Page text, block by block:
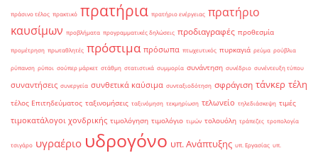
πράσινο τέλος πρακτικό πρατήρια πρατήριο ενέργειας πρατήριο
καυσίμων προβλήματα προγραμματικές δηλώσεις προδιαγραφές προθεσμία
προμέτρηση πρωταθλητές πρόστιμα πρόσωπα πτωχευτικός πυρκαγιά ρεύμα ρούβλια
ρύπανση ρύποι σούπερ μάρκετ στάθμη στατιστικά συμμορία συνάντηση συνέδριο συνέντευξη τύπου
συναντήσεις συνεργεία συνθετικά καύσιμα συνταξιοδότηση σφράγιση τάνκερ τέλη
τέλος Επιτηδεύματος ταξινομήσεις ταξινόμηση τεκμηρίωση τελωνείο τηλεδιάσκεψη τιμές
τιμοκατάλογοι χονδρικής τιμολόγηση τιμολόγιο τιμών τολουόλη τράπεζες τροπολογία
τσιγάρο υγραέριο υδρογόνο υπ. Ανάπτυξης υπ. Εργασίας υπ.